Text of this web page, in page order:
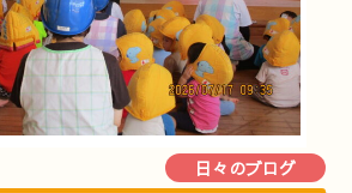
日々のブログ